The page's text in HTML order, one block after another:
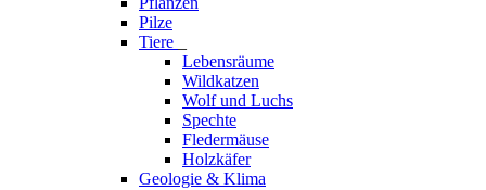
Pilze
Tiere
Lebensräume
Wildkatzen
Wolf und Luchs
Spechte
Fledermäuse
Holzkäfer
Geologie & Klima